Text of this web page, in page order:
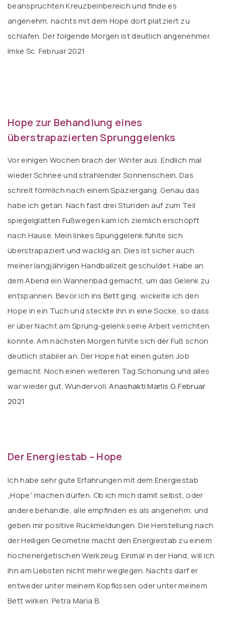
beanspruchten Kreuzbeinbereich und finde es
angenehm, nachts mit dem Hope dort platziert zu
schlafen. Der folgende Morgen ist deutlich angenehmer.
Imke Sc. Februar 2021
Hope zur Behandlung eines
überstrapazierten Sprunggelenks
Vor einigen Wochen brach der Winter aus. Endlich mal
wieder Schnee und strahlender Sonnenschein. Das
schreit förmlich nach einem Spaziergang. Genau das
habe ich getan. Nach fast drei Stunden auf zum Teil
spiegelglatten Fußwegen kam ich ziemlich erschöpft
nach Hause. Mein linkes Spunggelenk fühlte sich
überstrapaziert und wacklig an. Dies ist sicher auch
meiner langjährigen Handballzeit geschuldet. Habe an
dem Abend ein Wannenbad gemacht, um das Gelenk zu
entspannen. Bevor ich ins Bett ging, wickelte ich den
Hope in ein Tuch und steckte ihn in eine Socke, so dass
er über Nacht am Sprung-gelenk seine Arbeit verrichten
konnte. Am nächsten Morgen fühlte sich der Fuß schon
deutlich stabiler an. Der Hope hat einen guten Job
gemacht. Noch einen weiteren Tag Schonung und alles
war wieder gut. Wundervoll.Anashakti Marlis G. Februar
2021
Der Energiestab – Hope
Ich habe sehr gute Erfahrungen mit dem Energiestab
„Hope“ machen dürfen. Ob ich mich damit selbst, oder
andere behandle, alle empfinden es als angenehm, und
geben mir positive Rückmeldungen. Die Herstellung nach
der Heiligen Geometrie macht den Energiestab zu einem
hochenergetischen Werkzeug. Einmal in der Hand, will ich
ihn am Liebsten nicht mehr weglegen. Nachts darf er
entweder unter meinem Kopfkissen oder unter meinem
Bett wirken. Petra Maria B.